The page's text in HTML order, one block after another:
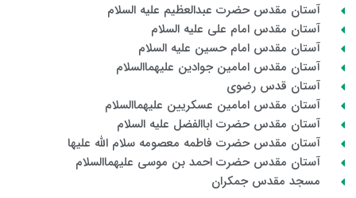
آستان مقدس حضرت عبدالعظیم علیه السلام
آستان مقدس امام علی علیه السلام
آستان مقدس امام حسین علیه السلام
آستان مقدس امامین جوادین علیهماالسلام
آستان قدس رضوی
آستان مقدس امامین عسکریین علیهماالسلام
آستان مقدس حضرت اباالفضل علیه السلام
آستان مقدس حضرت فاطمه معصومه سلام الله علیها
آستان مقدس حضرت احمد بن موسی علیهماالسلام
مسجد مقدس جمکران